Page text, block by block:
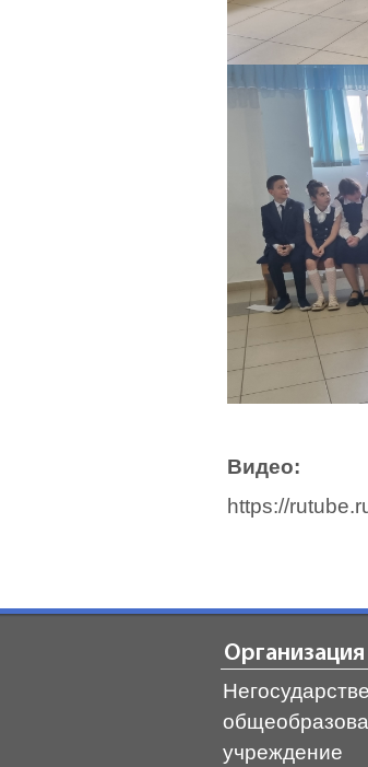
Видео:
https://
Организация
учреждение